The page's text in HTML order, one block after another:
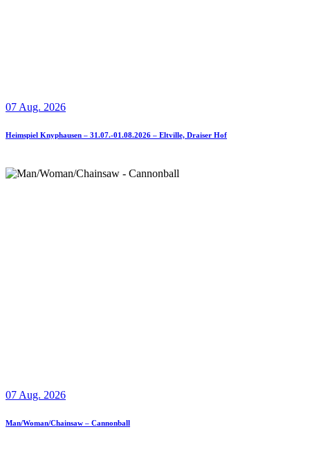
07 Aug. 2026
Heimspiel Knyphausen – 31.07.-01.08.2026 – Eltville, Draiser Hof
07 Aug. 2026
Man/Woman/Chainsaw – Cannonball